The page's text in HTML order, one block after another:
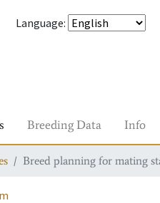
Language:
Breeding Data Info
Breed planning for mating